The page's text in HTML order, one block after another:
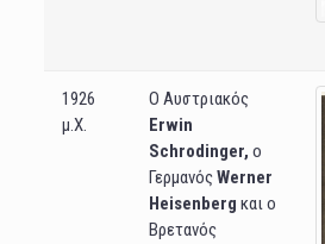
1926
μ.Χ.
Ο Αυστριακός
Erwin
Schrodinger, ο
ΓερμανόςWerner
Heisenberg και ο
Βρετανός